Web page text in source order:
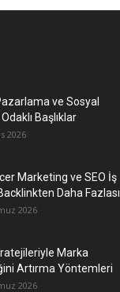
ve Sosyal
Başlıklar
2026
Marketing ve SEO İş
Daha Fazlası
2026
Marka
Artırma Yöntemleri
2026